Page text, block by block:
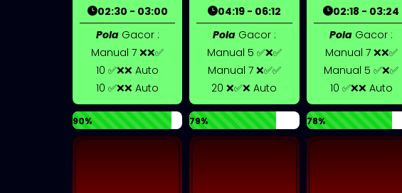
02:30 - 03:00
PolaGacor :
Manual 7 ❌❌✅
10 ✅❌❌ Auto
10 ✅❌❌ Auto
90%
04:19 - 06:12
PolaGacor :
Manual 5 ✅❌✅
Manual 7 ❌✅✅
20 ❌✅❌ Auto
79%
02:18 - 03:24
Pola Gacor :
Manual 7 ❌❌✅
Manual 5 ✅❌✅
10 ✅❌❌ Auto
78%